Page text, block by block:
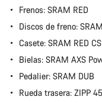
Frenos: SRAM RED
Discos de freno:
Casete: SRAM RED
Bielas: SRAM AXS
Pedalier: SRAM DUB
Rueda trasera: ZIPP